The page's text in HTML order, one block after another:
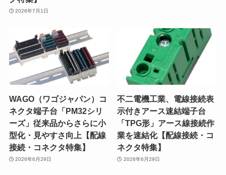
2026年7月1日
WAGO（ワゴジャパン）コ
ネクタ端子台「PM32シリ
ーズ」従来品からさらに小
型化・見やすさ向上【配線
接続・コネクタ特集】
2026年6月29日
不二電機工業、電線接続表
示付きアース速結端子台
「TPG形」アース線接続作
業を速結化【配線接続・コ
ネクタ特集】
2026年6月29日